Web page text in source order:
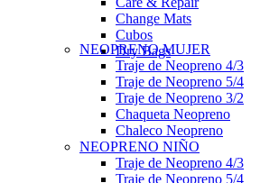
Change Mats
Cubos
Dry Bags
NEOPRENO MUJER
Traje de Neopreno 4/3
Traje de Neopreno 5/4
Traje de Neopreno 3/2
Chaqueta Neopreno
Chaleco Neopreno
NEOPRENO NIÑO
Traje de Neopreno 4/3
Traje de Neopreno 5/4